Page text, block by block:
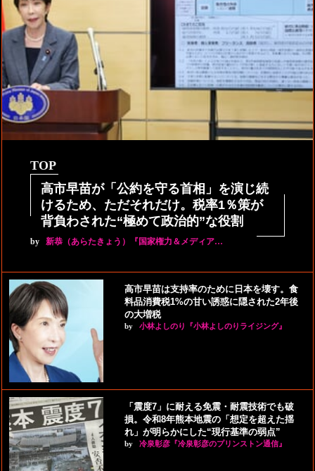
TOP
高市早苗が「公約を守る首相」を演じ続
けるため、ただそれだけ。税率1％策が
背負わされた“極めて政治的”な役割
by 新恭（あらたきょう）『国家権力＆メディア…
高市早苗は支持率のために日本を壊す。食
料品消費税1%の甘い誘惑に隠された2年後
の大増税
by 小林よしのり『小林よしのりライジング』
「震度7」に耐える免震・耐震技術でも破
損。令和8年熊本地震の「想定を超えた揺
れ」が明らかにした“現行基準の弱点”
by 冷泉彰彦『冷泉彰彦のプリンストン通信』